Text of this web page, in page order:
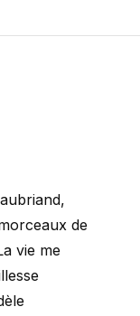
de
vie me